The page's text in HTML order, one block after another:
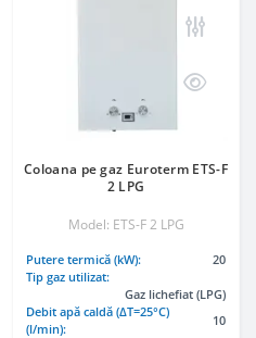
Coloana pe gaz Euroterm ETS-F
2 LPG
Model: ETS-F 2 LPG
Putere termică (kW):
20
Tip gaz utilizat:
Gaz lichefiat (LPG)
Debit apă caldă (ΔT=25°C)
(l/min):
10